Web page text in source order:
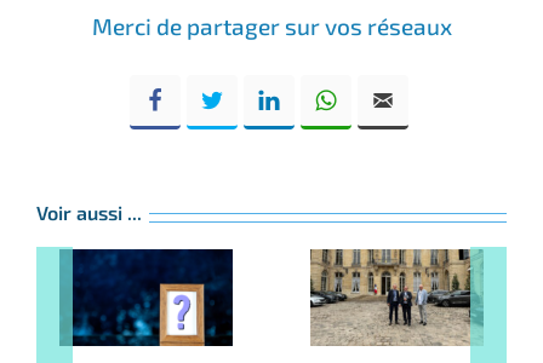
Merci de partager sur vos réseaux
Voir aussi ...